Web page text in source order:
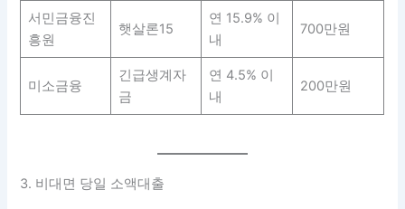
서민금융진
흥원
햇살론15
연 15.9% 이
내
700만원
미소금융
긴급생계자
금
연 4.5% 이
내
200만원
3. 비대면 당일 소액대출